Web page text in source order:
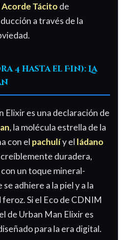
Acorde Tácito de
a través de la
4 hasta el Fin): La
Elixir es una declaración de
, la molécula estrella de la
con el pachulíy el ládano
duradera,
un toque mineral-
adhiere a la piel y a la
Si el Eco de CDNIM
de Urban Man Elixir es
para la era digital.